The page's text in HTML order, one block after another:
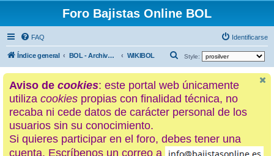
Foro Bajistas Online BOL
FAQ Identificarse
Índice general BOL - Archivo histórico WIKIBOL Style:
u
c
a
Aviso de cookies: este portal web únicamente
utiliza cookies propias con finalidad técnica, no
recaba ni cede datos de carácter personal de los
usuarios sin su conocimiento.
Si quieres participar en el foro, debes tener una
cuenta. Escríbenos un correo a